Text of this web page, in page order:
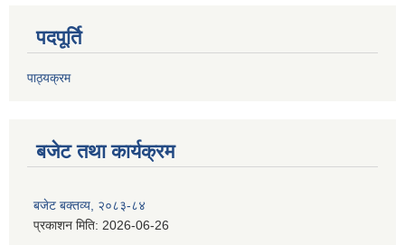
पदपूर्ति
पाठ्यक्रम
बजेट तथा कार्यक्रम
बजेट बक्तव्य, २०८३-८४
प्रकाशन मिति: 2026-06-26